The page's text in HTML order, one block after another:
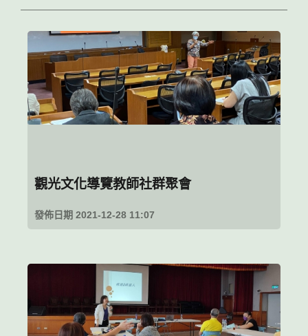
觀光文化導覽教師社群聚會
發佈日期 2021-12-28 11:07